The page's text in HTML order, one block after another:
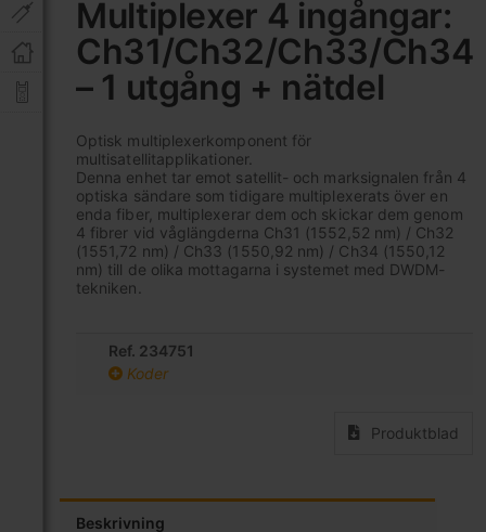
Multiplexer 4 ingångar:
Ch31/Ch32/Ch33/Ch34
– 1 utgång + nätdel
Optisk multiplexerkomponent för
multisatellitapplikationer.
Denna enhet tar emot satellit- och marksignalen från 4
optiska sändare som tidigare multiplexerats över en
enda fiber, multiplexerar dem och skickar dem genom
4 fibrer vid våglängderna Ch31 (1552,52 nm) / Ch32
(1551,72 nm) / Ch33 (1550,92 nm) / Ch34 (1550,12
nm) till de olika mottagarna i systemet med DWDM-
tekniken.
Ref. 234751
Koder
Produktblad
av
bildgalleriet
Beskrivning